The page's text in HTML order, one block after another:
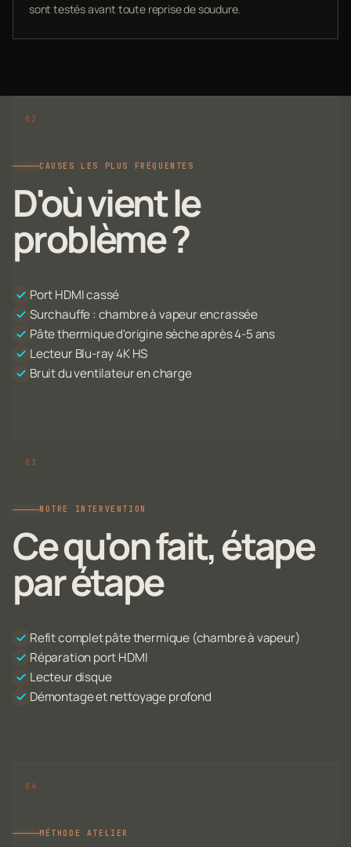
sont testés avant toute reprise de soudure.
CAUSES LES PLUS FRÉQUENTES
D'où vient le
problème ?
Port HDMI cassé
Surchauffe : chambre à vapeur encrassée
Pâte thermique d'origine sèche après 4-5 ans
Lecteur Blu-ray 4K HS
Bruit du ventilateur en charge
NOTRE INTERVENTION
Ce qu'on fait, étape
par étape
Refit complet pâte thermique (chambre à vapeur)
Réparation port HDMI
Lecteur disque
Démontage et nettoyage profond
MÉTHODE ATELIER